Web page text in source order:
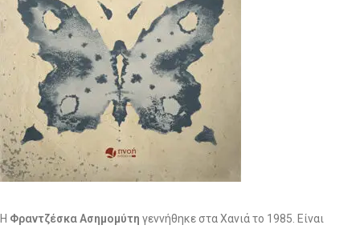
Η Φραντζέσκα Ασημομύτη γεννήθηκε στα Χανιά το 1985. Είναι